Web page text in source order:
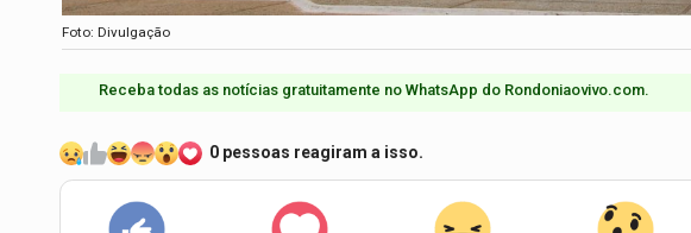
Foto: Divulgação
Receba todas as notícias gratuitamente no WhatsApp do Rondoniaovivo.com.​
0 pessoas reagiram a isso.